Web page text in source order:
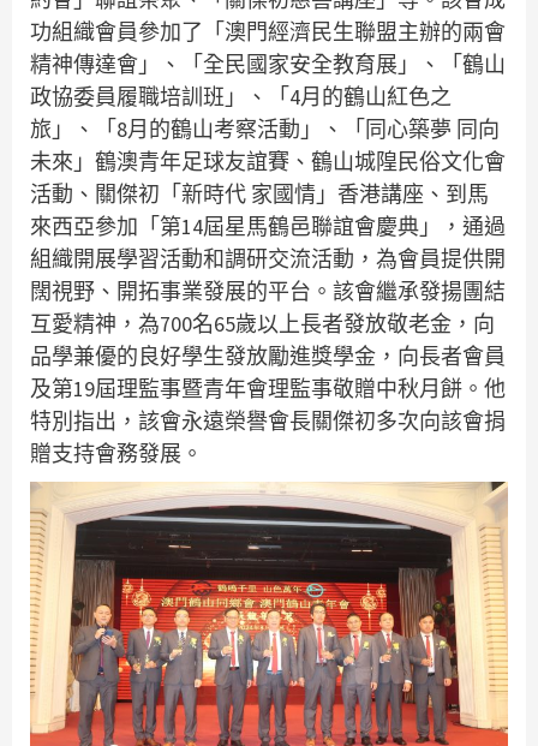
功組織會員參加了「澳門經濟民生聯盟主辦的兩會
精神傳達會」、「全民國家安全教育展」、「鶴山
政協委員履職培訓班」、「4月的鶴山紅色之
旅」、「8月的鶴山考察活動」、「同心築夢 同向
未來」鶴澳青年足球友誼賽、鶴山城隍民俗文化會
活動、關傑初「新時代 家國情」香港講座、到馬
來西亞參加「第14屆星馬鶴邑聯誼會慶典」，通過
組織開展學習活動和調研交流活動，為會員提供開
闊視野、開拓事業發展的平台。該會繼承發揚團結
互愛精神，為700名65歲以上長者發放敬老金，向
品學兼優的良好學生發放勵進獎學金，向長者會員
及第19屆理監事暨青年會理監事敬贈中秋月餅。他
特別指出，該會永遠榮譽會長關傑初多次向該會捐
贈支持會務發展。